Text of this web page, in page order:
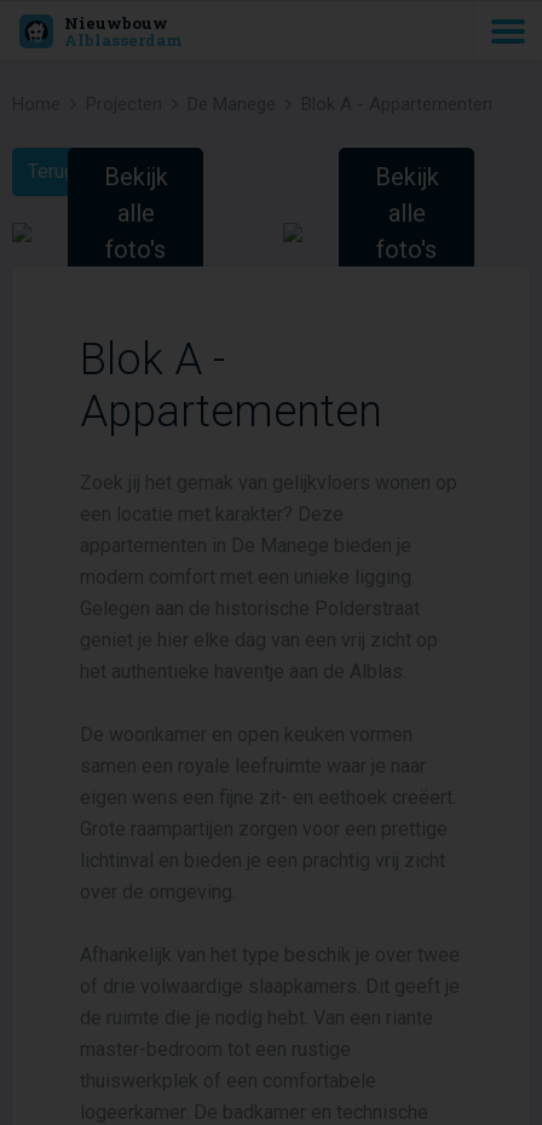
Nieuwbouw
Alblasserdam
Terug naar Project
Bekijk
alle
foto's
Bekijk
alle
foto's
Blok A -
Appartementen
Zoek jij het gemak van gelijkvloers wonen op
een locatie met karakter? Deze
appartementen in De Manege bieden je
modern comfort met een unieke ligging.
Gelegen aan de historische Polderstraat
geniet je hier elke dag van een vrij zicht op
het authentieke haventje aan de Alblas.
De woonkamer en open keuken vormen
samen een royale leefruimte waar je naar
eigen wens een fijne zit- en eethoek creëert.
Grote raampartijen zorgen voor een prettige
lichtinval en bieden je een prachtig vrij zicht
over de omgeving.
Afhankelijk van het type beschik je over twee
of drie volwaardige slaapkamers. Dit geeft je
de ruimte die je nodig hebt. Van een riante
master-bedroom tot een rustige
thuiswerkplek of een comfortabele
logeerkamer. De badkamer en technische